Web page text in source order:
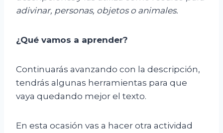
adivinar, personas, objetos o animales.
¿Qué vamos a aprender?
Continuarás avanzando con la descripción,
tendrás algunas herramientas para que
vaya quedando mejor el texto.
En esta ocasión vas a hacer otra actividad